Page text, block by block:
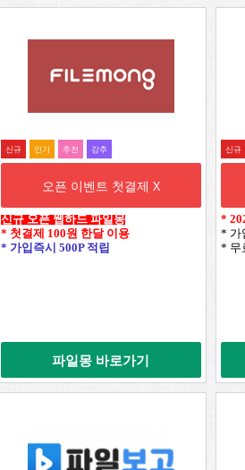
신규 인기 추전 강추
오픈 이벤트 첫결제 X
신규 오픈 웹하드 파일몽
* 첫결제 100원 한달 이용
* 가입즉시 500P 적립
파일몽 바로가기
신규
*
* 가
* 무